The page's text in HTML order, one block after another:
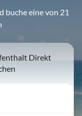
buche eine von 21
Direkt